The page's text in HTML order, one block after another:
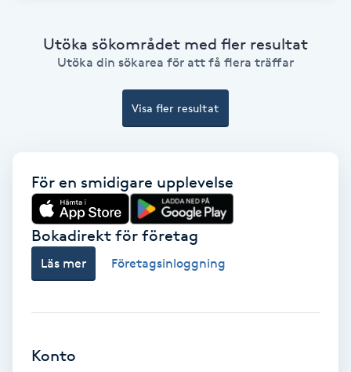
Color correction
Dermapen
Diamantslipning
Enzympeeling
Extensions
Utöka sökområdet med fler resultat
Utöka din sökarea för att få flera träffar
Visa fler resultat
För en smidigare upplevelse
Bokadirekt för företag
Läs mer Företagsinloggning
Konto